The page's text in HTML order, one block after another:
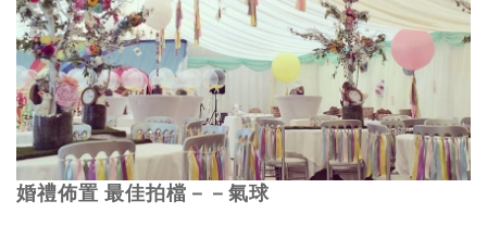
婚禮佈置 最佳拍檔－－氣球